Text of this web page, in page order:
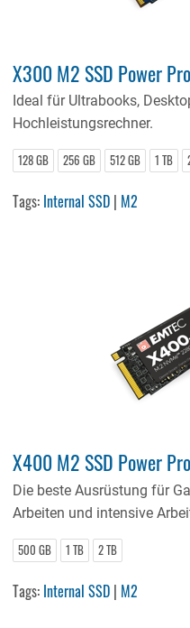
X300 M2 SSD Power Pro
Ideal für Ultrabooks,
Hochleistungsrechner.
128 GB 256 GB 512 GB 1 TB
Tags: Internal SSD | M2
X400 M2 SSD Power Pro
Die beste Ausrüstung für
Arbeiten und intensive
500 GB 1 TB 2 TB
Tags: Internal SSD | M2